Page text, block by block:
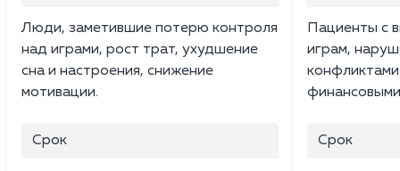
Люди, заметившие потерю контроля
над играми, рост трат, ухудшение
сна и настроения, снижение
мотивации.
Срок
Пациенты с
играм,
Срок